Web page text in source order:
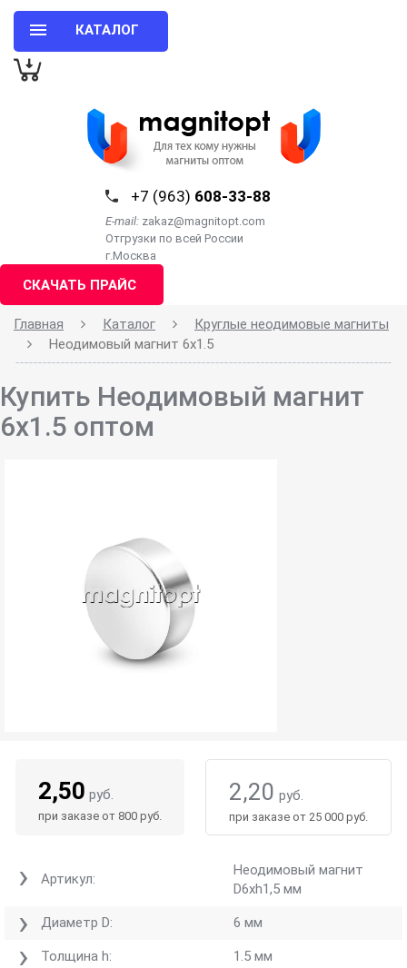
КАТАЛОГ
+7 (963) 608-33-88
E-mail: zakaz@magnitopt.com
Отгрузки по всей России
г.Москва
СКАЧАТЬ ПРАЙС
Главная Каталог
Круглые неодимовые магниты
Неодимовый магнит 6х1.5
Купить Неодимовый магнит
6х1.5 оптом
2,50 руб.
при заказе от 800 руб.
2,20 руб.
при заказе от 25 000 руб.
Артикул:
Неодимовый магнит
D6хh1,5 мм
Диаметр D: 6 мм
Толщина h: 1.5 мм